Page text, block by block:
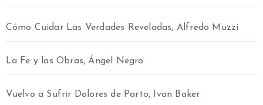
Cómo Cuidar Las Verdades Reveladas, Alfredo Muzzi
La Fe y las Obras, Ángel Negro
Vuelvo a Sufrir Dolores de Parto, Ivan Baker